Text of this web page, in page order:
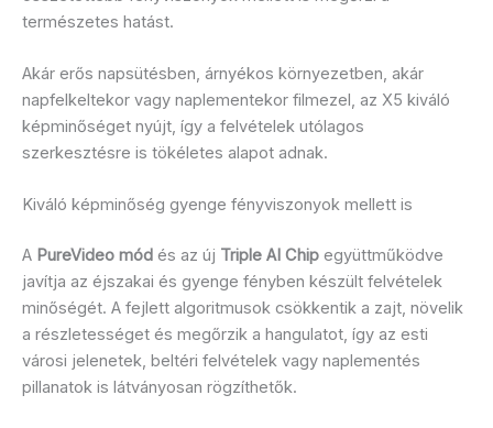
természetes hatást.
Akár erős napsütésben, árnyékos környezetben, akár
napfelkeltekor vagy naplementekor filmezel, az X5 kiváló
képminőséget nyújt, így a felvételek utólagos
szerkesztésre is tökéletes alapot adnak.
Kiváló képminőség gyenge fényviszonyok mellett is
A PureVideo mód és az új Triple AI Chip együttműködve
javítja az éjszakai és gyenge fényben készült felvételek
minőségét. A fejlett algoritmusok csökkentik a zajt, növelik
a részletességet és megőrzik a hangulatot, így az esti
városi jelenetek, beltéri felvételek vagy naplementés
pillanatok is látványosan rögzíthetők.